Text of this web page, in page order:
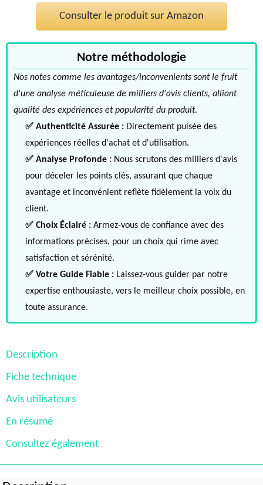
Consulter le produit sur Amazon
Notre méthodologie
Nos notes comme les avantages/inconvenients sont le fruit
d'une analyse méticuleuse de milliers d'avis clients, alliant
qualité des expériences et popularité du produit.
✅ Authenticité Assurée : Directement puisée des
expériences réelles d'achat et d'utilisation.
✅ Analyse Profonde : Nous scrutons des milliers d'avis
pour déceler les points clés, assurant que chaque
avantage et inconvénient reflète fidèlement la voix du
client.
✅ Choix Éclairé : Armez-vous de confiance avec des
informations précises, pour un choix qui rime avec
satisfaction et sérénité.
✅ Votre Guide Fiable : Laissez-vous guider par notre
expertise enthousiaste, vers le meilleur choix possible, en
toute assurance.
Description
Fiche technique
Avis utilisateurs
En résumé
Consultez également